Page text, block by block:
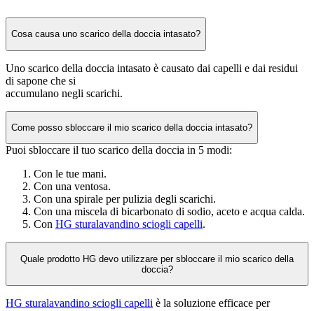
Cosa causa uno scarico della doccia intasato?
Uno scarico della doccia intasato è causato dai capelli e dai residui
di sapone che si
accumulano negli scarichi.
Come posso sbloccare il mio scarico della doccia intasato?
Puoi sbloccare il tuo scarico della doccia in 5 modi:
Con le tue mani.
Con una ventosa.
Con una spirale per pulizia degli scarichi.
Con una miscela di bicarbonato di sodio, aceto e acqua calda.
Con HG sturalavandino sciogli capelli.
Quale prodotto HG devo utilizzare per sbloccare il mio scarico della
doccia?
HG sturalavandino sciogli capelli è la soluzione efficace per